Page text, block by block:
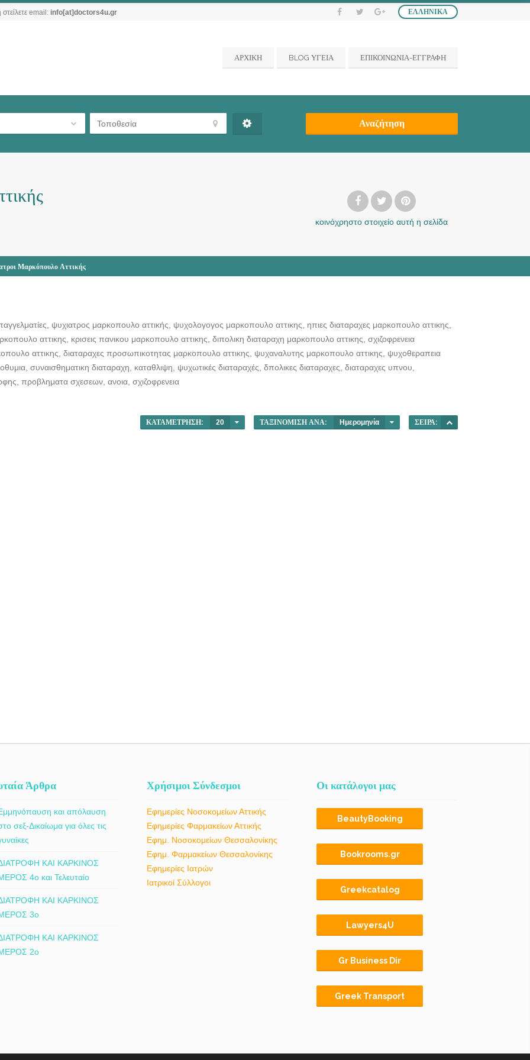
ΕΛΛΗΝΙΚΆ
στείλετε email: info[at]doctors4u.gr
ΑΡΧΙΚΗ BLOG ΥΓΕΙΑ ΕΠΙΚΟΙΝΩΝΙΑ-ΕΓΓΡΑΦΗ
Αναζήτηση
κοινόχρηστο στοιχείο αυτή η σελίδα
Μαρκόπουλο Αττικής
ψυχιατρος μαρκοπουλο αττικής, ψυχολογογος μαρκοπουλο αττικης, ηπιες διαταραχες μαρκοπουλο αττικης,
αττικης, κρισεις πανικου μαρκοπουλο αττικης, διπολικη διαταραχη μαρκοπουλο αττικης, σχιζοφρενεια
αττικης, διαταραχες προσωπικοτητας μαρκοπουλο αττικης, ψυχαναλυτης μαρκοπουλο αττικης, ψυχοθεραπεια
συναισθηματικη διαταραχη, καταθλιψη, ψυχωτικές διαταραχές, δπολικες διαταραχες, διαταραχες υπνου,
προβληματα σχεσεων, ανοια, σχιζοφρενεια
ΚΑΤΑΜΈΤΡΗΣΗ: 20 ΤΑΞΙΝΌΜΙΣΗ ΑΝΆ: Ημερομηνία ΣΕΙΡΆ:
Άρθρα
και απόλαυση
σεξ-Δικαίωμα για όλες τις
ΚΑΙ ΚΑΡΚΙΝΟΣ
4ο και Τελευταίο
ΚΑΙ ΚΑΡΚΙΝΟΣ
3ο
ΚΑΙ ΚΑΡΚΙΝΟΣ
2ο
Χρήσιμοι Σύνδεσμοι
Εφημερίες Νοσοκομείων Αττικής
Εφημερίες Φαρμακείων Αττικής
Εφημ. Νοσοκομείων Θεσσαλονίκης
Εφημ. Φαρμακείων Θεσσαλονίκης
Εφημερίες Ιατρών
Ιατρικοί Σύλλογοι
Οι κατάλογοι μας
BeautyBooking
Bookrooms.gr
Greekcatalog
Lawyers4U
Gr Business Dir
Greek Transport